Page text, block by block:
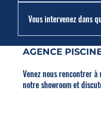
AGENCE
Venez nous rencontrer
notre showroom et
abris de piscine et de
couvertures, etc).
Vous intervenez dans
est possible d’étendre